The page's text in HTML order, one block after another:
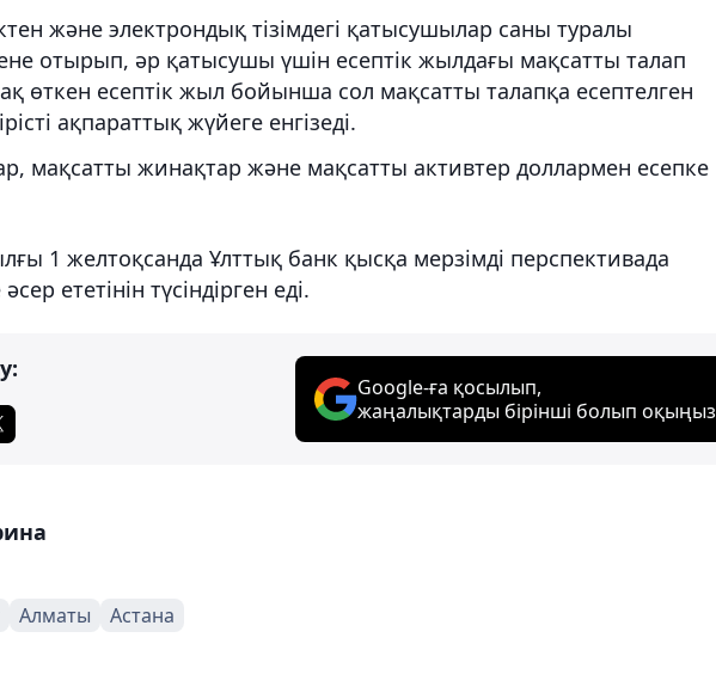
және электрондық тізімдегі қатысушылар саны туралы
отырып, әр қатысушы үшін есептік жылдағы мақсатты талап
өткен есептік жыл бойынша сол мақсатты талапқа есептелген
ақпараттық жүйеге енгізеді.
мақсатты жинақтар және мақсатты активтер доллармен есепке
1 желтоқсанда Ұлттық банк қысқа мерзімді перспективада
ететінін түсіндірген еді.
Google-ға қосылып,
жаңалықтарды бірінші болып оқыңыз
Алматы Астана